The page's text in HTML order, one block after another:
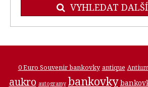
VYHLEDAT
0 Euro Souvenir bankovky antique
aukro autogramy bankovky